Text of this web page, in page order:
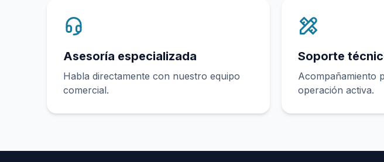
Asesoría especializada
Habla directamente con nuestro equipo
comercial.
Soporte
Acompañamiento
operación activa.